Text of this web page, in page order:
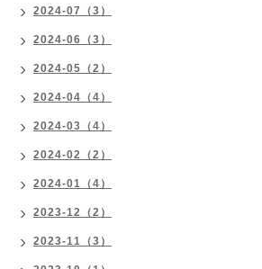
2024-07（3）
2024-06（3）
2024-05（2）
2024-04（4）
2024-03（4）
2024-02（2）
2024-01（4）
2023-12（2）
2023-11（3）